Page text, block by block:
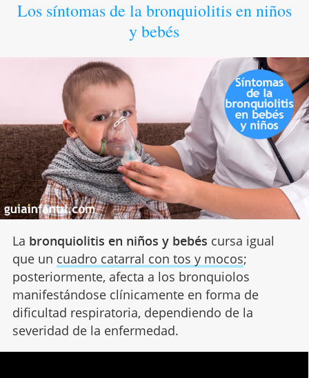
Los síntomas de la bronquiolitis en niños
y bebés
La bronquiolitis en niños y bebés cursa igual
que un cuadro catarral con tos y mocos;
posteriormente, afecta a los bronquiolos
manifestándose clínicamente en forma de
dificultad respiratoria, dependiendo de la
severidad de la enfermedad.